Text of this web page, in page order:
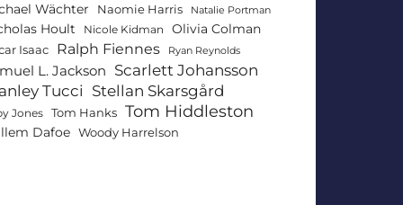
Wächter Naomie Harris Natalie Portman
Hoult Nicole Kidman Olivia Colman
Isaac Ralph Fiennes Ryan Reynolds
L. Jackson Scarlett Johansson
Tucci Stellan Skarsgård
Jones Tom Hanks Tom Hiddleston
Dafoe Woody Harrelson